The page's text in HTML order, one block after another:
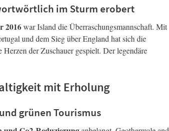
im Sturm erobert
2016war Island die Überraschungsmannschaft. Mit
und dem Sieg über England hat sich die
der Zuschauer gespielt. Der legendäre
mit Erholung
grünen Tourismus